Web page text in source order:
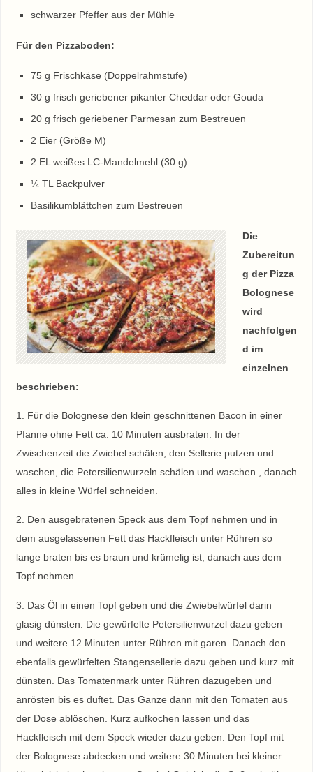
schwarzer Pfeffer aus der Mühle
Für den Pizzaboden:
75 g Frischkäse (Doppelrahmstufe)
30 g frisch geriebener pikanter Cheddar oder Gouda
20 g frisch geriebener Parmesan zum Bestreuen
2 Eier (Größe M)
2 EL weißes LC-Mandelmehl (30 g)
¼ TL Backpulver
Basilikumblättchen zum Bestreuen
Die
Zubereitun
g der Pizza
Bolognese
wird
nachfolgen
d im
einzelnen
beschrieben:
1. Für die Bolognese den klein geschnittenen Bacon in einer
Pfanne ohne Fett ca. 10 Minuten ausbraten. In der
Zwischenzeit die Zwiebel schälen, den Sellerie putzen und
waschen, die Petersilienwurzeln schälen und waschen , danach
alles in kleine Würfel schneiden.
2. Den ausgebratenen Speck aus dem Topf nehmen und in
dem ausgelassenen Fett das Hackfleisch unter Rühren so
lange braten bis es braun und krümelig ist, danach aus dem
Topf nehmen.
3. Das Öl in einen Topf geben und die Zwiebelwürfel darin
glasig dünsten. Die gewürfelte Petersilienwurzel dazu geben
und weitere 12 Minuten unter Rühren mit garen. Danach den
ebenfalls gewürfelten Stangensellerie dazu geben und kurz mit
dünsten. Das Tomatenmark unter Rühren dazugeben und
anrösten bis es duftet. Das Ganze dann mit den Tomaten aus
der Dose ablöschen. Kurz aufkochen lassen und das
Hackfleisch mit dem Speck wieder dazu geben. Den Topf mit
der Bolognese abdecken und weitere 30 Minuten bei kleiner